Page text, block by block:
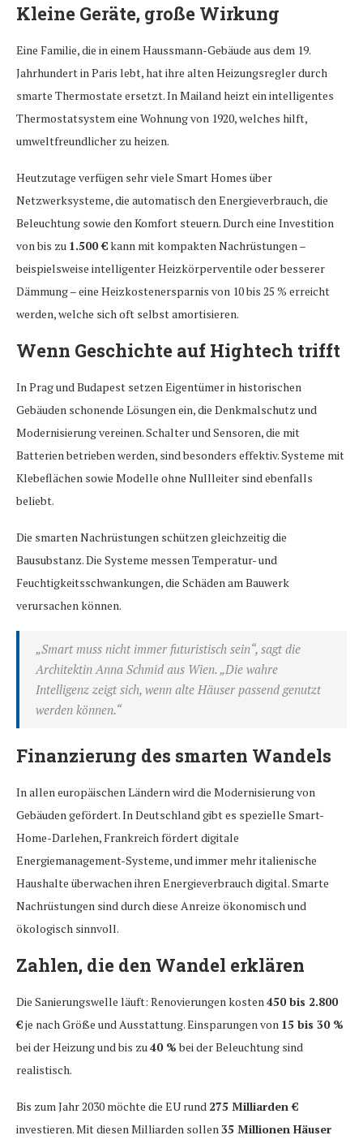
Kleine Geräte, große Wirkung
Eine Familie, die in einem Haussmann-Gebäude aus dem 19.
Jahrhundert in Paris lebt, hat ihre alten Heizungsregler durch
smarte Thermostate ersetzt. In Mailand heizt ein intelligentes
Thermostatsystem eine Wohnung von 1920, welches hilft,
umweltfreundlicher zu heizen.
Heutzutage verfügen sehr viele Smart Homes über
Netzwerksysteme, die automatisch den Energieverbrauch, die
Beleuchtung sowie den Komfort steuern. Durch eine Investition
von bis zu 1.500 €kann mit kompakten Nachrüstungen –
beispielsweise intelligenter Heizkörperventile oder besserer
Dämmung – eine Heizkostenersparnis von 10 bis 25 % erreicht
werden, welche sich oft selbst amortisieren.
Wenn Geschichte auf Hightech trifft
In Prag und Budapest setzen Eigentümer in historischen
Gebäuden schonende Lösungen ein, die Denkmalschutz und
Modernisierung vereinen. Schalter und Sensoren, die mit
Batterien betrieben werden, sind besonders effektiv. Systeme mit
Klebeflächen sowie Modelle ohne Nullleiter sind ebenfalls
beliebt.
Die smarten Nachrüstungen schützen gleichzeitig die
Bausubstanz. Die Systeme messen Temperatur- und
Feuchtigkeitsschwankungen, die Schäden am Bauwerk
verursachen können.
„Smart muss nicht immer futuristisch sein“, sagt die
Architektin Anna Schmid aus Wien. „Die wahre
Intelligenz zeigt sich, wenn alte Häuser passend genutzt
werden können.“
Finanzierung des smarten Wandels
In allen europäischen Ländern wird die Modernisierung von
Gebäuden gefördert. In Deutschland gibt es spezielle Smart-
Home-Darlehen, Frankreich fördert digitale
Energiemanagement-Systeme, und immer mehr italienische
Haushalte überwachen ihren Energieverbrauch digital. Smarte
Nachrüstungen sind durch diese Anreize ökonomisch und
ökologisch sinnvoll.
Zahlen, die den Wandel erklären
Die Sanierungswelle läuft: Renovierungen kosten 450 bis 2.800
€je nach Größe und Ausstattung. Einsparungen von 15 bis 30 %
bei der Heizung und bis zu 40 %bei der Beleuchtung sind
realistisch.
Bis zum Jahr 2030 möchte die EU rund 275 Milliarden €
investieren. Mit diesen Milliarden sollen 35 Millionen Häuser